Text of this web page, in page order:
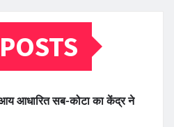
आधारित सब-कोटा का केंद्र ने